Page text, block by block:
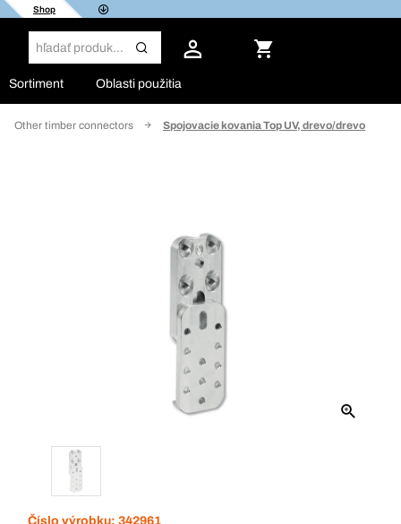
Shop
Sortiment Oblasti použitia
Other timber connectors Spojovacie kovania Top UV, drevo/drevo
Číslo výrobku: 342961